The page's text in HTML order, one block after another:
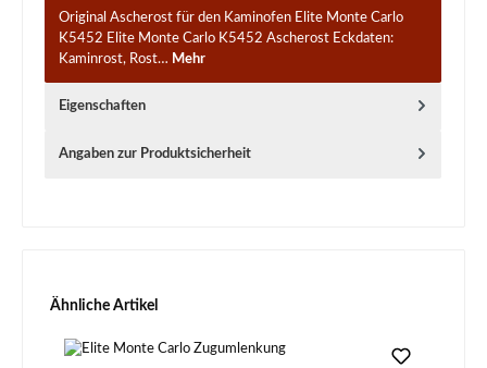
Original Ascherost für den Kaminofen Elite Monte Carlo
K5452 Elite Monte Carlo K5452 Ascherost Eckdaten:
Kaminrost, Rost… Mehr
Eigenschaften
Angaben zur Produktsicherheit
Produktgalerie überspringen
Ähnliche Artikel